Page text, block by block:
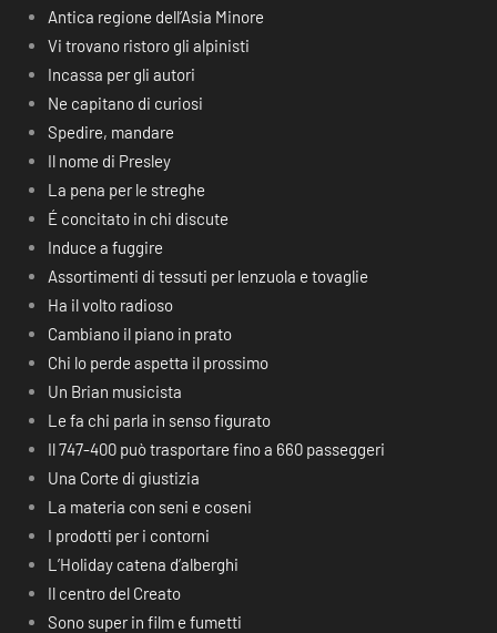
Antica regione dell’Asia Minore
Vi trovano ristoro gli alpinisti
Incassa per gli autori
Ne capitano di curiosi
Spedire, mandare
Il nome di Presley
La pena per le streghe
É concitato in chi discute
Induce a fuggire
Assortimenti di tessuti per lenzuola e tovaglie
Ha il volto radioso
Cambiano il piano in prato
Chi lo perde aspetta il prossimo
Un Brian musicista
Le fa chi parla in senso figurato
Il 747-400 può trasportare fino a 660 passeggeri
Una Corte di giustizia
La materia con seni e coseni
I prodotti per i contorni
L’Holiday catena d’alberghi
Il centro del Creato
Sono super in film e fumetti